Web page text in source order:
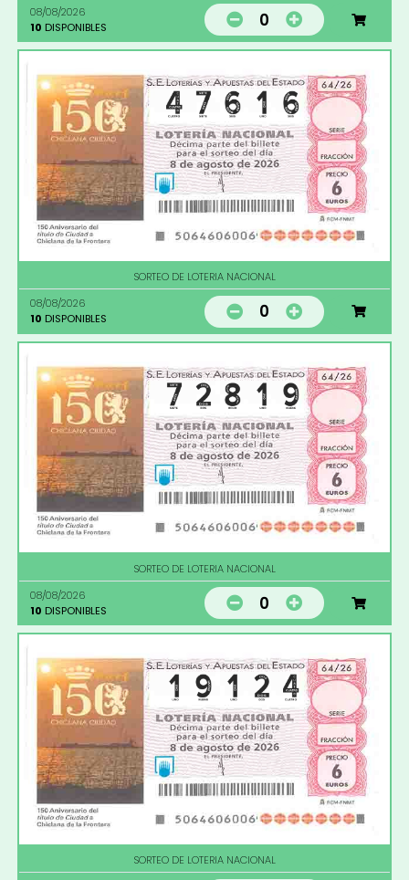
08/08/2026
10 DISPONIBLES 0
SORTEO DE LOTERIA NACIONAL
08/08/2026
10 DISPONIBLES 0
SORTEO DE LOTERIA NACIONAL
08/08/2026
10 DISPONIBLES 0
SORTEO DE LOTERIA NACIONAL